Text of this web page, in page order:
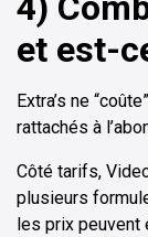
et est-
Extra’s ne
rattachés à
Côté tarifs,
plusieurs
les prix